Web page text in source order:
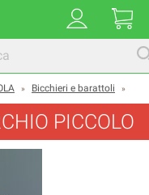
» Bicchieri e barattoli »
PICCOLO